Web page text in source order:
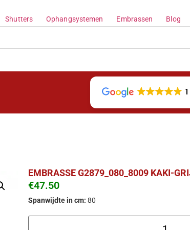
Shutters Ophangsystemen Embrassen Blog
EMBRASSE G2879_080_8009 KAKI-
€47.50
Spanwijdte in cm: 80